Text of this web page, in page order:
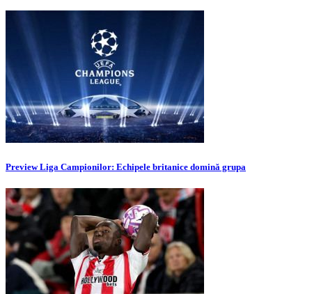
Preview Liga Campionilor: Echipele britanice domină grupa